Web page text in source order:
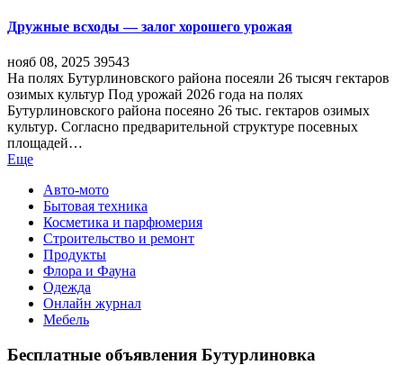
Дружные всходы — залог хорошего урожая
нояб 08, 2025 39543
На полях Бутурлиновского района посеяли 26 тысяч гектаров
озимых культур Под урожай 2026 года на полях
Бутурлиновского района посеяно 26 тыс. гектаров озимых
культур. Согласно предварительной структуре посевных
площадей…
Еще
Авто-мото
Бытовая техника
Косметика и парфюмерия
Строительство и ремонт
Продукты
Флора и Фауна
Одежда
Онлайн журнал
Мебель
Бесплатные объявления Бутурлиновка